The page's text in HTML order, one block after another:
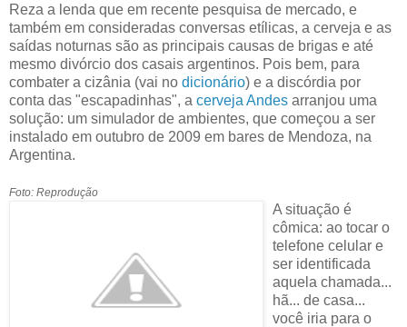
Reza a lenda que em recente pesquisa de mercado, e
também em consideradas conversas etílicas, a cerveja e as
saídas noturnas são as principais causas de brigas e até
mesmo divórcio dos casais argentinos. Pois bem, para
combater a cizânia (vai no dicionário) e a discórdia por
conta das "escapadinhas", a cerveja Andes arranjou uma
solução: um simulador de ambientes, que começou a ser
instalado em outubro de 2009 em bares de Mendoza, na
Argentina.
Foto: Reprodução
A situação é
cômica: ao tocar o
telefone celular e
ser identificada
aquela chamada...
hã... de casa...
você iria para o